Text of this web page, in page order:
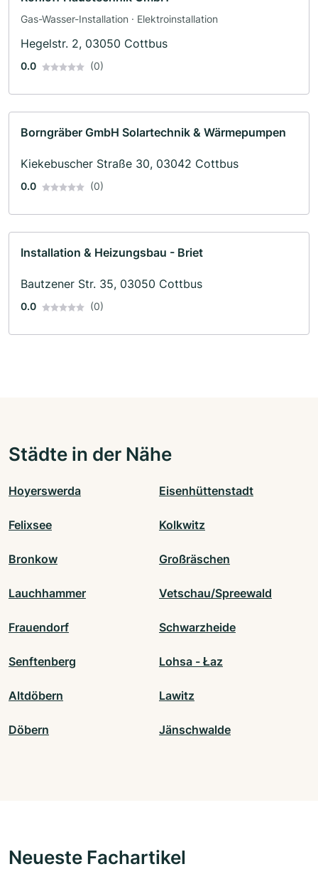
Gas-Wasser-Installation · Elektroinstallation
Hegelstr. 2, 03050 Cottbus
0.0 (0)
Borngräber GmbH Solartechnik & Wärmepumpen
Kiekebuscher Straße 30, 03042 Cottbus
0.0 (0)
Installation & Heizungsbau - Briet
Bautzener Str. 35, 03050 Cottbus
0.0 (0)
Städte in der Nähe
Hoyerswerda Eisenhüttenstadt
Felixsee Kolkwitz
Bronkow Großräschen
Lauchhammer Vetschau/Spreewald
Frauendorf Schwarzheide
Senftenberg Lohsa - Łaz
Altdöbern Lawitz
Döbern Jänschwalde
Neueste Fachartikel